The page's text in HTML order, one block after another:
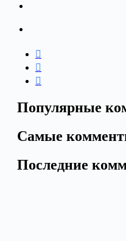
Популярные
Самые
Последние